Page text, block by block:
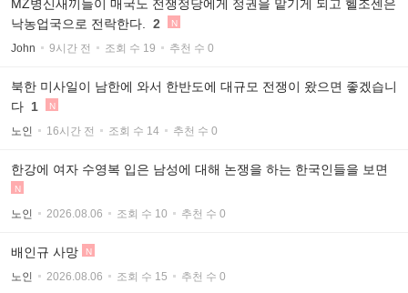
MZ병신새끼들이 매국노 전쟁정당에게 정권을 맡기게 되고 헬조센은
낙농업국으로 전락한다.
2 N
John 9시간 전 조회 수 19 추천 수 0
북한 미사일이 남한에 와서 한반도에 대규모 전쟁이 왔으면 좋겠습니
다 1 N
노인 16시간 전 조회 수 14 추천 수 0
한강에 여자 수영복 입은 남성에 대해 논쟁을 하는 한국인들을 보면
N
노인 2026.08.06 조회 수 10 추천 수 0
배인규 사망 N
노인 2026.08.06 조회 수 15 추천 수 0